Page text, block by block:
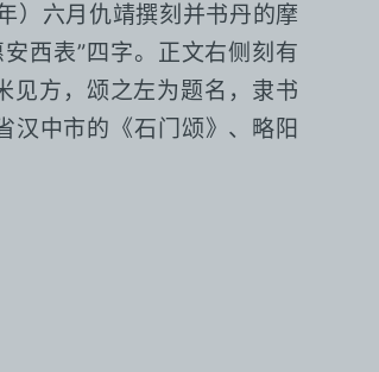
）六月仇靖撰刻并书丹的摩
西表”四字。正文右侧刻有
见方，颂之左为题名，隶书
汉中市的《石门颂》、略阳